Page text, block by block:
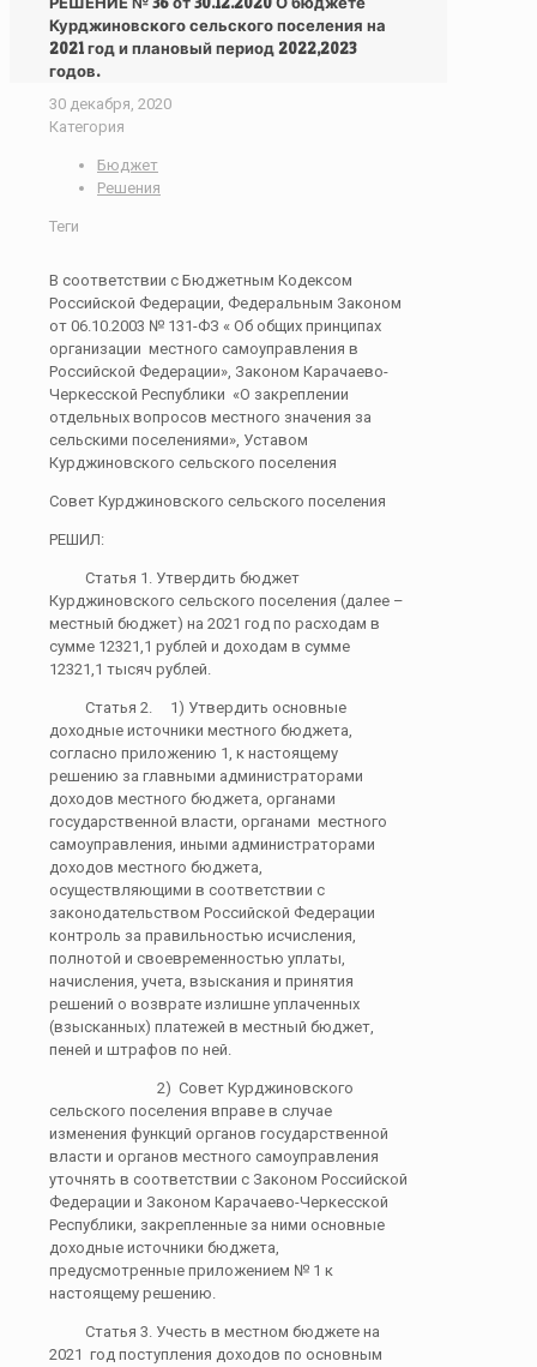
Курджиновского сельского поселения на
2021 год и плановый период 2022,2023
годов.
30 декабря, 2020
Категория
Бюджет
Решения
Теги
В соответствии с Бюджетным Кодексом
Российской Федерации, Федеральным Законом
от 06.10.2003 № 131-ФЗ « Об общих принципах
организации местного самоуправления в
Российской Федерации», Законом Карачаево-
Черкесской Республики «О закреплении
отдельных вопросов местного значения за
сельскими поселениями», Уставом
Курджиновского сельского поселения
Совет Курджиновского сельского поселения
РЕШИЛ:
Статья 1. Утвердить бюджет
Курджиновского сельского поселения (далее –
местный бюджет) на 2021 год по расходам в
сумме 12321,1 рублей и доходам в сумме
12321,1 тысяч рублей.
Статья 2. 1) Утвердить основные
доходные источники местного бюджета,
согласно приложению 1, к настоящему
решению за главными администраторами
доходов местного бюджета, органами
государственной власти, органами местного
самоуправления, иными администраторами
доходов местного бюджета,
осуществляющими в соответствии с
законодательством Российской Федерации
контроль за правильностью исчисления,
полнотой и своевременностью уплаты,
начисления, учета, взыскания и принятия
решений о возврате излишне уплаченных
(взысканных) платежей в местный бюджет,
пеней и штрафов по ней.
2) Совет Курджиновского
сельского поселения вправе в случае
изменения функций органов государственной
власти и органов местного самоуправления
уточнять в соответствии с Законом Российской
Федерации и Законом Карачаево-Черкесской
Республики, закрепленные за ними основные
доходные источники бюджета,
предусмотренные приложением № 1 к
настоящему решению.
Статья 3. Учесть в местном бюджете на
2021 год поступления доходов по основным